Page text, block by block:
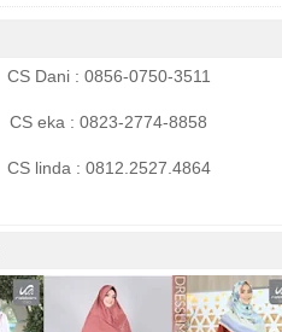
CS Dani : 0856-0750-3511
CS eka : 0823-2774-8858
CS linda : 0812.2527.4864